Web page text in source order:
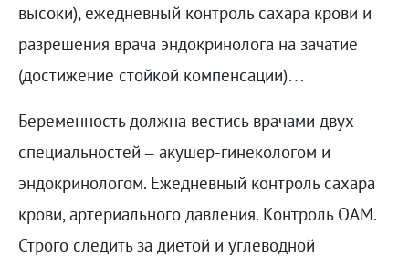
высоки), ежедневный контроль сахара крови и
разрешения врача эндокринолога на зачатие
(достижение стойкой компенсации)…
Беременность должна вестись врачами двух
специальностей – акушер-гинекологом и
эндокринологом. Ежедневный контроль сахара
крови, артериального давления. Контроль ОАМ.
Строго следить за диетой и углеводной